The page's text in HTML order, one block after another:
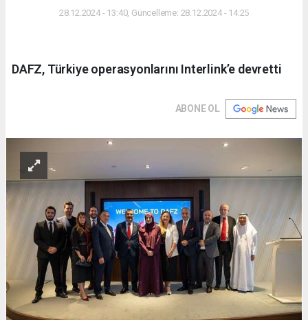
28.12.2024 - 13:40, Güncelleme: 28.12.2024 - 14:25
DAFZ, Türkiye operasyonlarını Interlink’e devretti
ABONE OL